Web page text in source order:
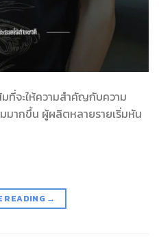
ที่จะให้ความสำคัญกับความ
มากขึ้น ผู้ผลิตหลายรายเริ่มหัน
READING →